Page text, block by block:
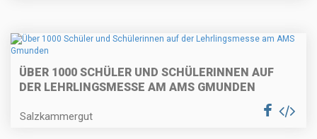
ÜBER 1000 SCHÜLER UND SCHÜLERINNEN AUF
DER LEHRLINGSMESSE AM AMS GMUNDEN
Salzkammergut